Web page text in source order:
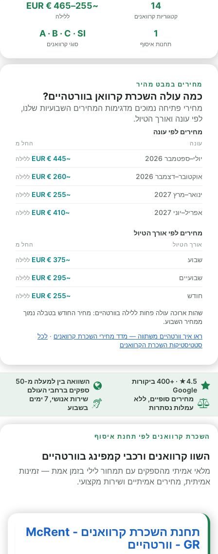
14
קטגוריות קרוואנים
~255–465 € EUR
ללילה
1
תחנות איסוף
A · B · C · SI
סוגי קרוואנים
מחירים במבט מהיר
כמה עולה השכרת קרוואן בוורטהיים?
מחירי פתיחה נמוכים מדגימות המחירים השבועיות שלנו,
לפי עונה ואורך הטיול.
מחירים לפי עונה
עונה החל מ
יולי–ספטמבר 2026 ~445 € EUR ללילה
אוקטובר–דצמבר 2026 ~260 € EUR ללילה
ינואר–מרץ 2027 ~255 € EUR ללילה
אפריל–יוני 2027 ~410 € EUR ללילה
מחירים לפי אורך הטיול
אורך הטיול החל מ
שבוע ~375 € EUR ללילה
שבועיים ~295 € EUR ללילה
חודש ~255 € EUR ללילה
שהות ארוכה עולה פחות ללילה בוורטהיים: מחיר החודש בטבלה נמוך
ממחיר השבוע.
ראו איך וורטהיים משתווה — מדד מחירי השכרת קרוואנים · לכל
סטטיסטיקות השכרת הקרוואנים
4.5★ · +400 ביקורות
Google
השוואה בין למעלה מ-50
ספקים ברחבי העולם
מחירים סופיים, ללא
עמלות נסתרות
שירות אנושי, 7 ימים
בשבוע
השכרת קרוואנים לפי תחנת איסוף
השוו קרוואנים ורכבי קמפינג בוורטהיים
מלאי אמיתי מהספקים עם תמחור לילי בזמן אמת — זמינות
אמיתית, מחירים אמיתיים ושירות מקצועי.
תחנת השכרת קרוואנים - McRent
GR - וורטהיים